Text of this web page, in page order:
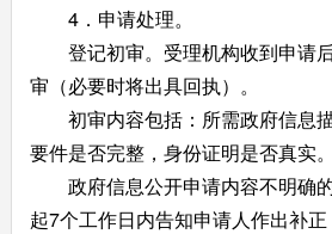
4．申请处理。
登记初审。受理机构收到申请
审（必要时将出具回执）。
初审内容包括：所需政府信息
要件是否完整，身份证明是否真实。
政府信息公开申请内容不明确
起7个工作日内告知申请人作出补